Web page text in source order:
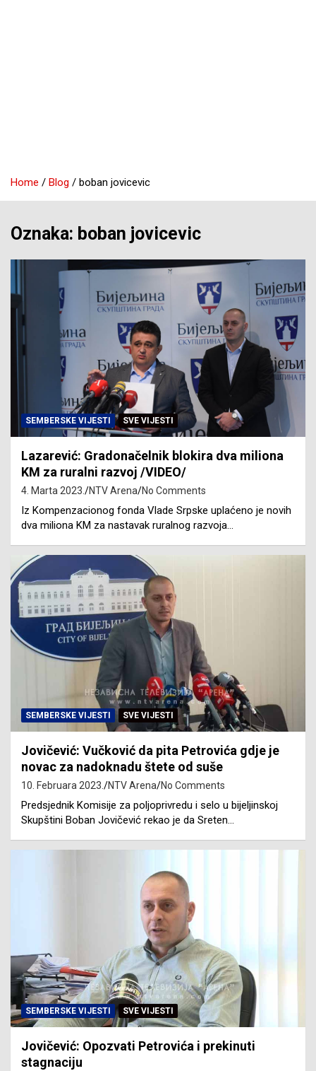
Home Blog boban jovicevic
Oznaka: boban jovicevic
SEMBERSKE VIJESTI SVE VIJESTI
Lazarević: Gradonačelnik blokira dva miliona
KM za ruralni razvoj /VIDEO/
4. Marta 2023. NTV Arena No Comments
Iz Kompenzacionog fonda Vlade Srpske uplaćeno je novih
dva miliona KM za nastavak ruralnog razvoja…
SEMBERSKE VIJESTI SVE VIJESTI
Jovičević: Vučković da pita Petrovića gdje je
novac za nadoknadu štete od suše
10. Februara 2023. NTV Arena No Comments
Predsjednik Komisije za poljoprivredu i selo u bijeljinskoj
Skupštini Boban Jovičević rekao je da Sreten…
SEMBERSKE VIJESTI SVE VIJESTI
Jovičević: Opozvati Petrovića i prekinuti
stagnaciju